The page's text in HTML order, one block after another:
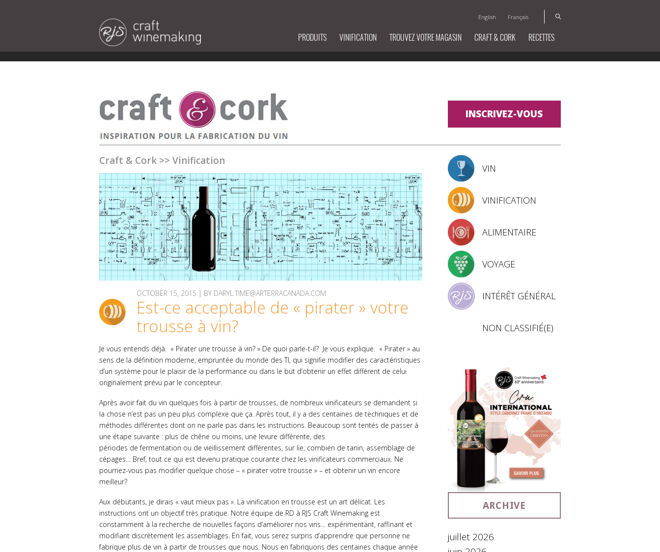
English Français
PRODUITS VINIFICATION TROUVEZ VOTRE MAGASIN CRAFT & CORK RECETTES
INSCRIVEZ-VOUS
Craft & Cork >> Vinification
OCTOBER 15, 2015 | BY DARYL.TIME@ARTERRACANADA.COM
Est-ce acceptable de « pirater » votre
trousse à vin?
Je vous entends déjà. « Pirater une trousse à vin? » De quoi parle-t-il? Je vous explique. « Pirater » au
sens de la définition moderne, empruntée du monde des TI, qui signifie modifier des caractéristiques
d’un système pour le plaisir de la performance ou dans le but d’obtenir un effet différent de celui
originalement prévu par le concepteur.
Après avoir fait du vin quelques fois à partir de trousses, de nombreux vinificateurs se demandent si
la chose n’est pas un peu plus complexe que ça. Après tout, il y a des centaines de techniques et de
méthodes différentes dont on ne parle pas dans les instructions. Beaucoup sont tentés de passer à
une étape suivante : plus de chêne ou moins, une levure différente, des
périodes de fermentation ou de vieillissement différentes, sur lie, combien de tanin, assemblage de
cépages… Bref, tout ce qui est devenu pratique courante chez les vinificateurs commerciaux. Ne
pourriez-vous pas modifier quelque chose – « pirater votre trousse » – et obtenir un vin encore
meilleur?
Aux débutants, je dirais « vaut mieux pas ». La vinification en trousse est un art délicat. Les
instructions ont un objectif très pratique. Notre équipe de RD à RJS Craft Winemaking est
constamment à la recherche de nouvelles façons d’améliorer nos vins… expérimentant, raffinant et
modifiant discrètement les assemblages. En fait, vous serez surpris d’apprendre que personne ne
fabrique plus de vin à partir de trousses que nous. Nous en fabriquons des centaines chaque année
VIN
VINIFICATION
ALIMENTAIRE
VOYAGE
INTÉRÊT GÉNÉRAL
NON CLASSIFIÉ(E)
ARCHIVE
juillet 2026